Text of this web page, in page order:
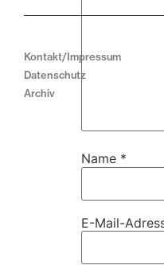
Kontakt/Impressum
Datenschutz
Archiv
Name *
E-Mail-